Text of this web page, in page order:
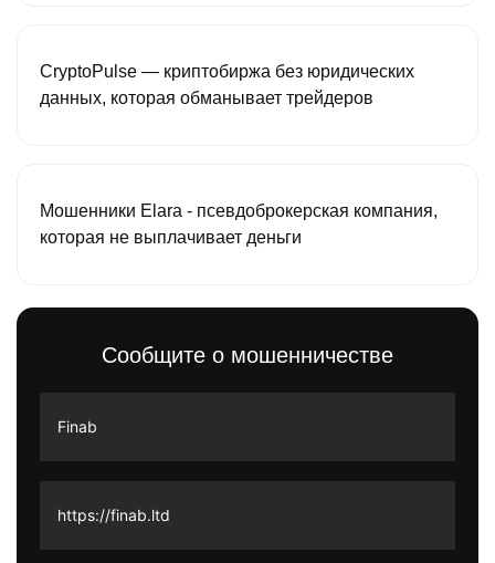
CryptoPulse — криптобиржа без юридических
данных, которая обманывает трейдеров
Мошенники Elara - псевдоброкерская компания,
которая не выплачивает деньги
Сообщите о мошенничестве